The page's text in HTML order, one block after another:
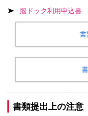
脳ドック利用申込書
書
書類提出上の注意